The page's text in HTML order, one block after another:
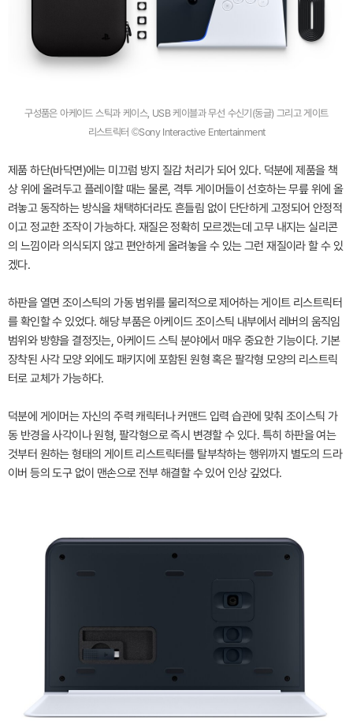
구성품은 아케이드 스틱과 케이스, USB 케이블과 무선 수신기(동글) 그리고 게이트
리스트릭터 ©Sony Interactive Entertainment
제품 하단(바닥면)에는 미끄럼 방지 질감 처리가 되어 있다. 덕분에 제품을 책
상 위에 올려두고 플레이할 때는 물론, 격투 게이머들이 선호하는 무릎 위에 올
려놓고 동작하는 방식을 채택하더라도 흔들림 없이 단단하게 고정되어 안정적
이고 정교한 조작이 가능하다. 재질은 정확히 모르겠는데 고무 내지는 실리콘
의 느낌이라 의식되지 않고 편안하게 올려놓을 수 있는 그런 재질이라 할 수 있
겠다.
하판을 열면 조이스틱의 가동 범위를 물리적으로 제어하는 게이트 리스트릭터
를 확인할 수 있었다. 해당 부품은 아케이드 조이스틱 내부에서 레버의 움직임
범위와 방향을 결정짓는, 아케이드 스틱 분야에서 매우 중요한 기능이다. 기본
장착된 사각 모양 외에도 패키지에 포함된 원형 혹은 팔각형 모양의 리스트릭
터로 교체가 가능하다.
덕분에 게이머는 자신의 주력 캐릭터나 커맨드 입력 습관에 맞춰 조이스틱 가
동 반경을 사각이나 원형, 팔각형으로 즉시 변경할 수 있다. 특히 하판을 여는
것부터 원하는 형태의 게이트 리스트릭터를 탈부착하는 행위까지 별도의 드라
이버 등의 도구 없이 맨손으로 전부 해결할 수 있어 인상 깊었다.